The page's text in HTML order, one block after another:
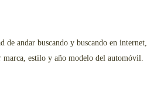
de andar buscando y buscando en internet,
marca, estilo y año modelo del automóvil.